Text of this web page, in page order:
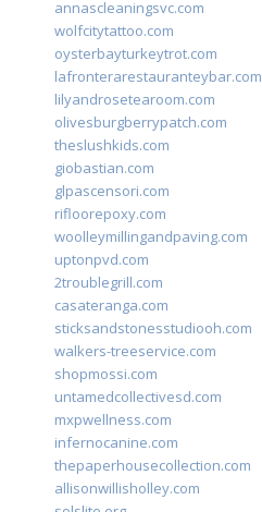
annascleaningsvc.com
wolfcitytattoo.com
oysterbayturkeytrot.com
lafronterarestauranteybar.com
lilyandrosetearoom.com
olivesburgberrypatch.com
theslushkids.com
giobastian.com
glpascensori.com
rifloorepoxy.com
woolleymillingandpaving.com
uptonpvd.com
2troublegrill.com
casateranga.com
sticksandstonesstudiooh.com
walkers-treeservice.com
shopmossi.com
untamedcollectivesd.com
mxpwellness.com
infernocanine.com
thepaperhousecollection.com
allisonwillisholley.com